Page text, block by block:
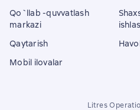
Qo`llab -quvvatlash
markazi
Qaytarish
Mobil ilovalar
Litres